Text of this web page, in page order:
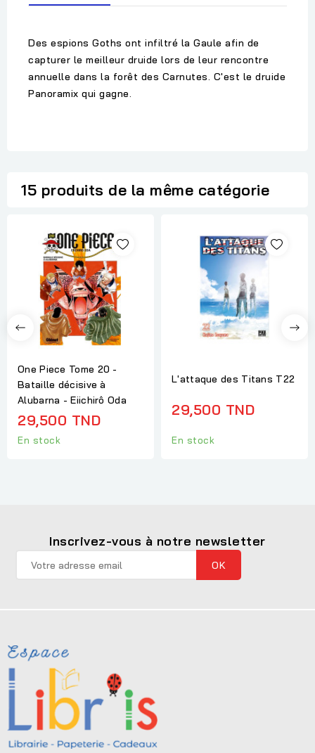
Des espions Goths ont infiltré la Gaule afin de
capturer le meilleur druide lors de leur rencontre
annuelle dans la forêt des Carnutes. C'est le druide
Panoramix qui gagne.
15 produits de la même catégorie
One Piece Tome 20 -
Bataille décisive à
Alubarna - Eiichirô Oda
29,500 TND
En stock
L'attaque des Titans T22
29,500 TND
En stock
Inscrivez-vous à notre newsletter